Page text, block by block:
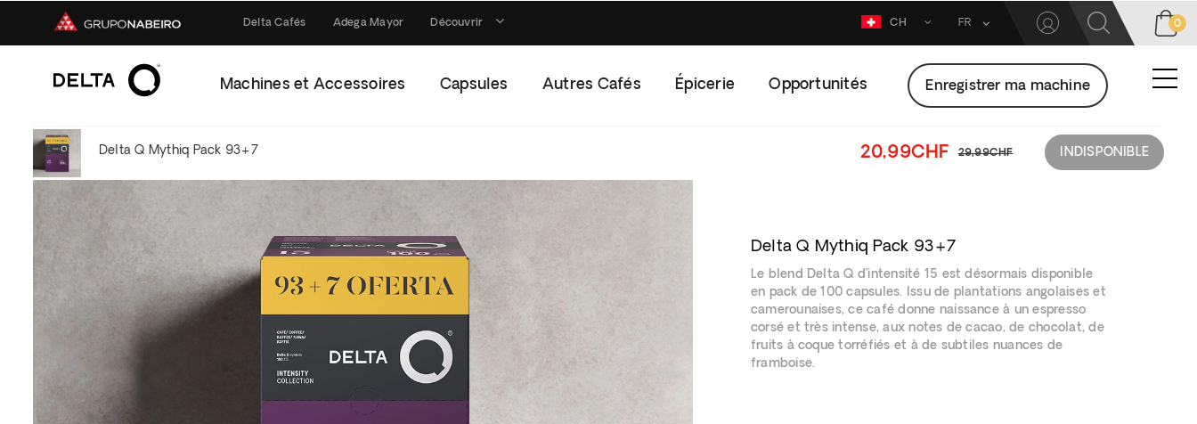
Delta Cafés Adega Mayor Découvrir CH FR 0
Machines et Accessoires Capsules Autres Cafés Épicerie Opportunités Enregistrer ma machine
Delta Q Mythiq Pack 93+7 20,99CHF 29,99CHF INDISPONIBLE
Delta Q Mythiq Pack 93+7
Le blend Delta Q d’intensité 15 est désormais disponible
en pack de 100 capsules. Issu de plantations angolaises et
camerounaises, ce café donne naissance à un espresso
corsé et très intense, aux notes de cacao, de chocolat, de
fruits à coque torréfiés et à de subtiles nuances de
framboise.